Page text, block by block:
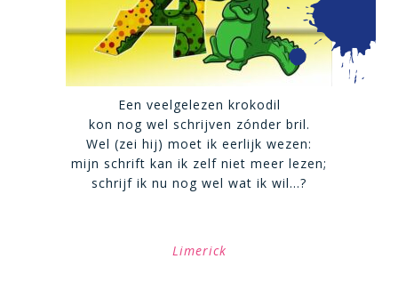
Een veelgelezen krokodil
kon nog wel schrijven zónder bril.
Wel (zei hij) moet ik eerlijk wezen:
mijn schrift kan ik zelf niet meer lezen;
schrijf ik nu nog wel wat ik wil…?
Limerick